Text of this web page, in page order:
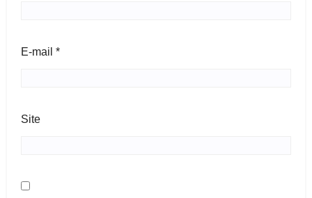
E-mail *
Site